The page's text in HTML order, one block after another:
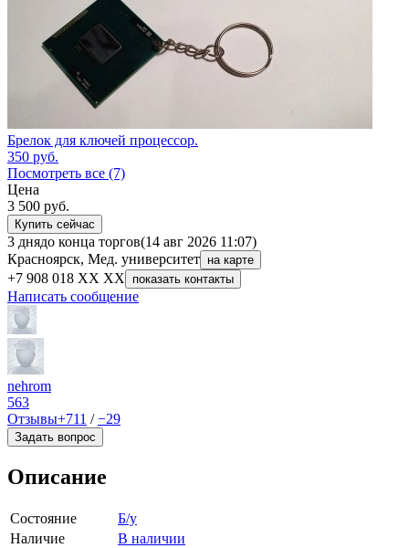
Брелок для ключей процессор.
350 руб.
Посмотреть все (7)
Цена
3 500 руб.
Купить сейчас
3 днядо конца торгов(14 авг 2026 11:07)
Красноярск, Мед. университет на карте
+7 908 018 XX XX показать контакты
Написать сообщение
nehrom
563
Отзывы+711 /−29
Задать вопрос
Описание
Состояние
Б/у
Наличие
В наличии